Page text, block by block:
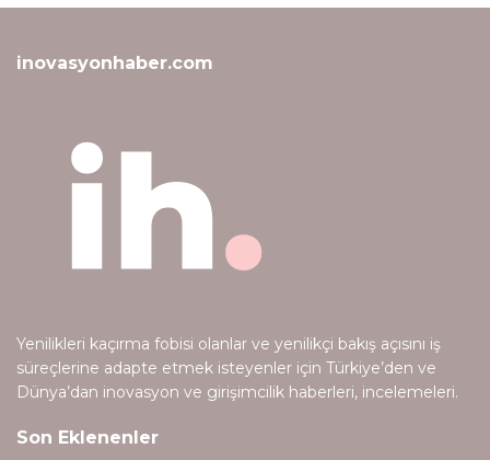
inovasyonhaber.com
Yenilikleri kaçırma fobisi olanlar ve yenilikçi bakış açısını iş
süreçlerine adapte etmek isteyenler için Türkiye’den ve
Dünya’dan inovasyon ve girişimcilik haberleri, incelemeleri.
Son Eklenenler